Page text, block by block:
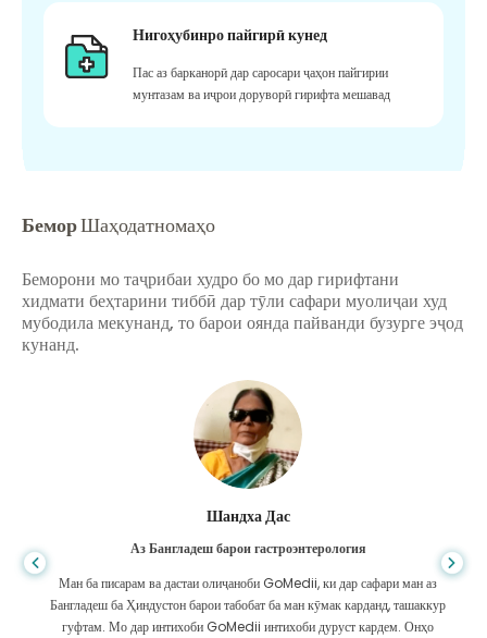
Нигоҳубинро пайгирӣ кунед
Пас аз барканорӣ дар саросари ҷаҳон пайгирии
мунтазам ва иҷрои доруворӣ гирифта мешавад
БеморШаҳодатномаҳо
Беморони мо таҷрибаи худро бо мо дар гирифтани
хидмати беҳтарини тиббӣ дар тӯли сафари муолиҷаи худ
мубодила мекунанд, то барои оянда пайванди бузурге эҷод
кунанд.
Шандха Дас
Аз Бангладеш барои гастроэнтерология
Ман ба писарам ва дастаи олиҷаноби GoMedii, ки дар сафари ман аз
Бангладеш ба Ҳиндустон барои табобат ба ман кӯмак карданд, ташаккур
гуфтам. Мо дар интихоби GoMedii интихоби дуруст кардем. Онҳо